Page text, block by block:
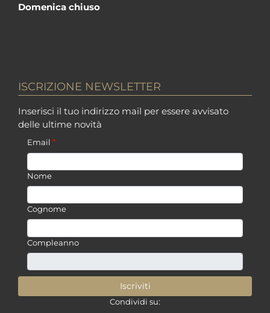
Domenica chiuso
ISCRIZIONE NEWSLETTER
Inserisci il tuo indirizzo mail per essere avvisato
delle ultime novità
Email *
Nome
Cognome
Compleanno
Condividi su: